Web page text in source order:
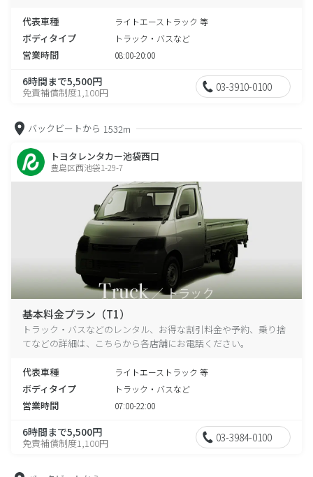
代表車種 ライトエーストラック 等
ボディタイプ トラック・バスなど
営業時間 08:00-20:00
6時間まで5,500円
免責補償制度1,100円 03-3910-0100
バックビートから 1532m
トヨタレンタカー池袋西口
豊島区西池袋1-29-7
基本料金プラン（T1）
トラック・バスなどのレンタル、お得な割引料金や予約、乗り捨
てなどの詳細は、こちらから各店舗にお電話ください。
代表車種 ライトエーストラック 等
ボディタイプ トラック・バスなど
営業時間 07:00-22:00
6時間まで5,500円
免責補償制度1,100円 03-3984-0100